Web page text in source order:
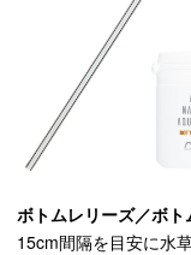
ボトムレリーズ／ボト
15cm間隔を目安に水